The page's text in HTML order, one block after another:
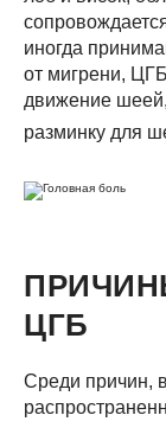
иногда
от мигрени,
движение
разминку для
ЦГБ
Среди причин,